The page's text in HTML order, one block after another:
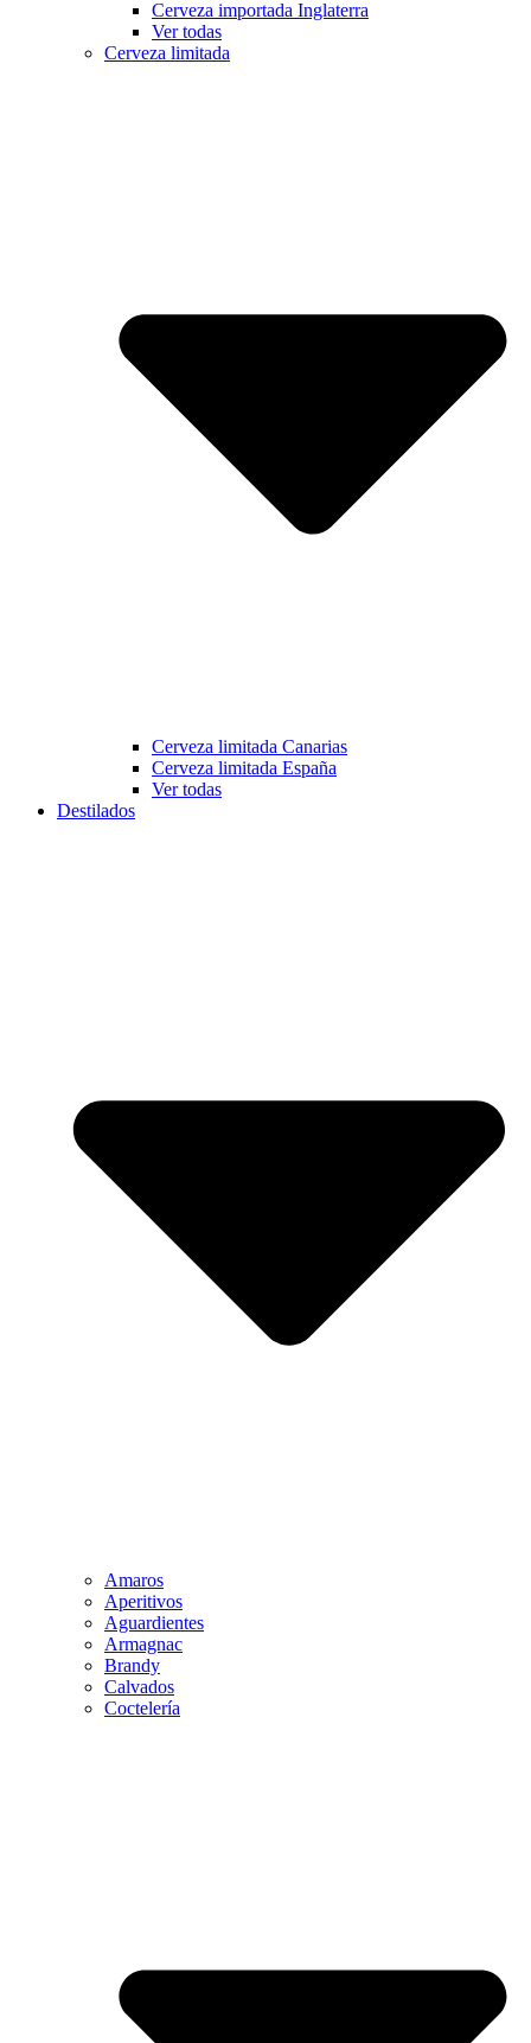
Cerveza importada Inglaterra
Ver todas
Cerveza limitada
Cerveza limitada Canarias
Cerveza limitada España
Ver todas
Destilados
Amaros
Aperitivos
Aguardientes
Armagnac
Brandy
Calvados
Coctelería